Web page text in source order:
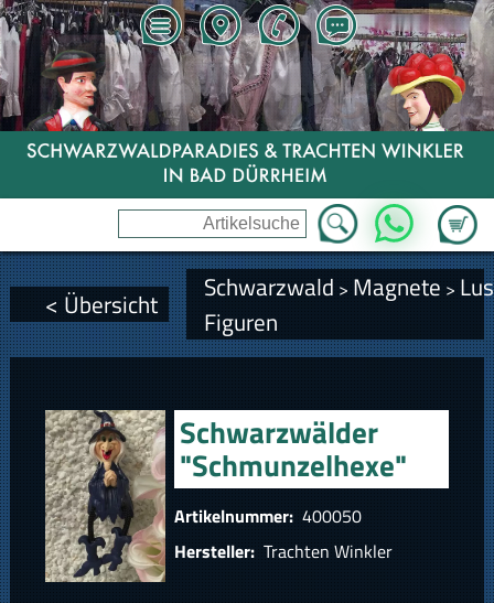
Zum
WhatsApp
< Übersicht Schwarzwald > Magnete >
Figuren
Schwarzwälder
"Schmunzelhexe"
Artikelnummer: 400050
Hersteller: Trachten Winkler